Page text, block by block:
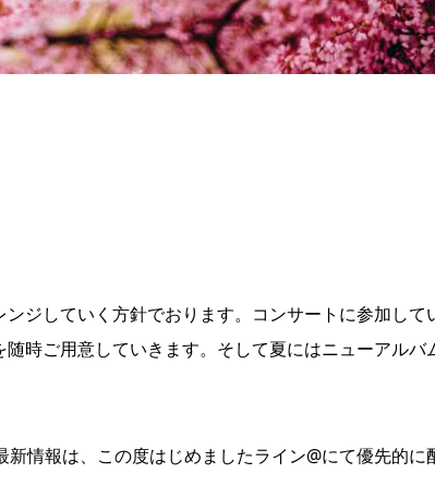
ジしていく方針でおります。コンサートに参加して
時ご用意していきます。そして夏にはニューアルバ
情報は、この度はじめましたライン@にて優先的に